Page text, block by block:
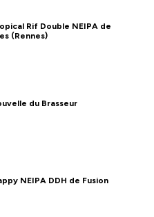
Rif Double NEIPA de
(Rennes)
du Brasseur
NEIPA DDH de Fusion